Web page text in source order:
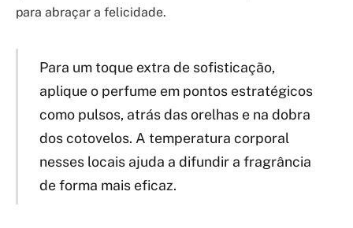
para abraçar a felicidade.
Para um toque extra de sofisticação,
aplique o perfume em pontos estratégicos
como pulsos, atrás das orelhas e na dobra
dos cotovelos. A temperatura corporal
nesses locais ajuda a difundir a fragrância
de forma mais eficaz.